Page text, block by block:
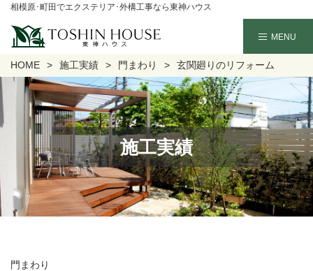
相模原･町田でエクステリア･外構工事なら東神ハウス
HOME 施工実績 門まわり 玄関廻りのリフォーム
施工実績
門まわり